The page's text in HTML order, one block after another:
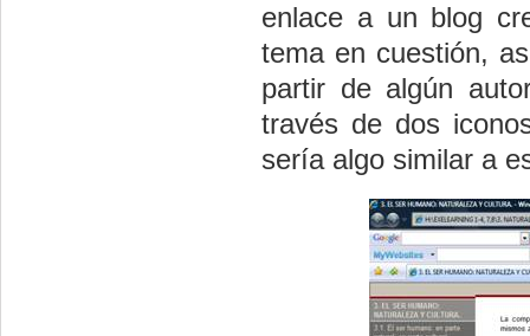
enlace a un blog
tema en cuestión,
partir de algún
través de dos
sería algo similar a